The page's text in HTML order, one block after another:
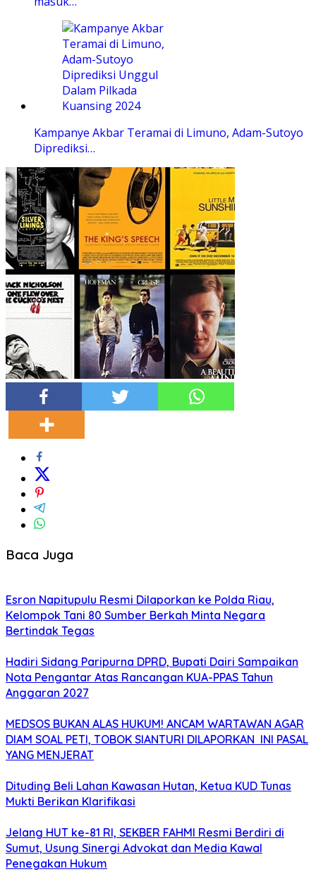
Kampanye Akbar Teramai di Limuno, Adam-Sutoyo
Diprediksi…
Baca Juga
Esron Napitupulu Resmi Dilaporkan ke Polda Riau,
Kelompok Tani 80 Sumber Berkah Minta Negara
Bertindak Tegas
Hadiri Sidang Paripurna DPRD, Bupati Dairi Sampaikan
Nota Pengantar Atas Rancangan KUA-PPAS Tahun
Anggaran 2027
MEDSOS BUKAN ALAS HUKUM! ANCAM WARTAWAN AGAR
DIAM SOAL PETI, TOBOK SIANTURI DILAPORKAN INI PASAL
YANG MENJERAT
Dituding Beli Lahan Kawasan Hutan, Ketua KUD Tunas
Mukti Berikan Klarifikasi
Jelang HUT ke-81 RI, SEKBER FAHMI Resmi Berdiri di
Sumut, Usung Sinergi Advokat dan Media Kawal
Penegakan Hukum